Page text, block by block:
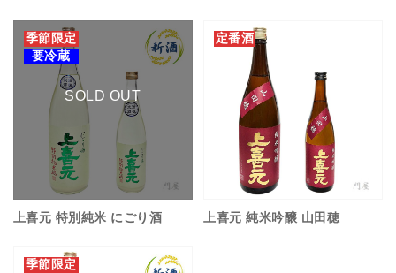
季節限定
要冷蔵
SOLD OUT
上喜元 特別純米 にごり酒
定番酒
上喜元 純米吟醸 山田穂
季節限定